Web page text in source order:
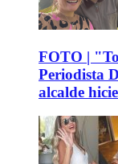
FOTO |
Periodista
alcalde